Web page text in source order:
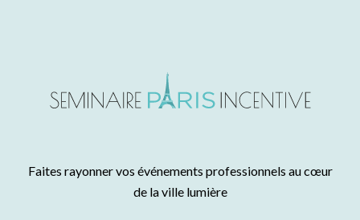
Faites rayonner vos événements professionnels au cœur
de la ville lumière